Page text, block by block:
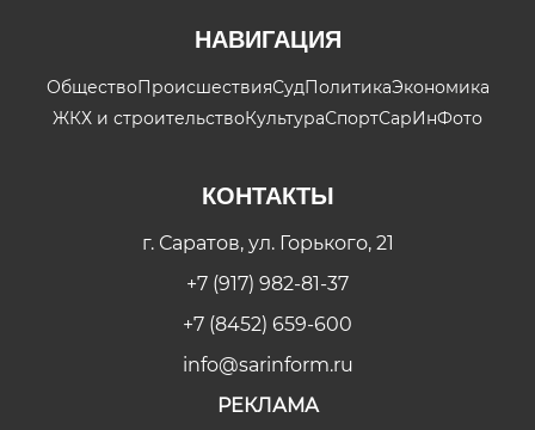
НАВИГАЦИЯ
ОбществоПроисшествияСудПолитикаЭкономика
ЖКХ и строительствоКультураСпортСарИнФото
КОНТАКТЫ
г. Саратов, ул. Горького, 21
+7 (917) 982-81-37
+7 (8452) 659-600
info@sarinform.ru
РЕКЛАМА